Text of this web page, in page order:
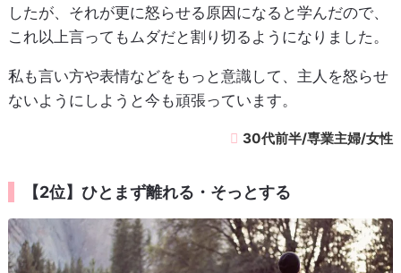
したが、それが更に怒らせる原因になると学んだので、
これ以上言ってもムダだと割り切るようになりました。
私も言い方や表情などをもっと意識して、主人を怒らせ
ないようにしようと今も頑張っています。
30代前半/専業主婦/女性
【2位】ひとまず離れる・そっとする